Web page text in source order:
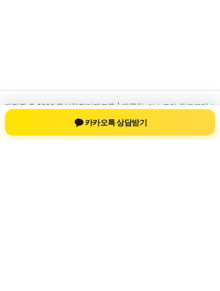
저작권 © 2026 💚신차장기렌트💚 | 제공처:
아스트라 워드프레스
테마
카카오톡 상담받기